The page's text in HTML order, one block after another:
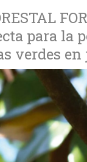
para la
verdes